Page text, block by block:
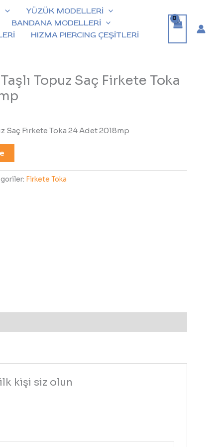
YÜZÜK MODELLERİ
BANDANA MODELLERİ
HIZMA PIERCING ÇEŞİTLERİ
Topuz Saç Firkete Toka
Saç Firkete Toka 24 Adet 2018mp
Firkete Toka
kişi siz olun